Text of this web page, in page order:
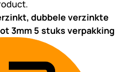
dubbele verzinkte
3mm 5 stuks verpakking